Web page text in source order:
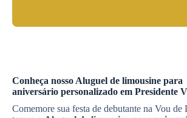
Conheça nosso Aluguel de limousine para
aniversário personalizado em Presidente
Comemore sua festa de debutante na Vou de